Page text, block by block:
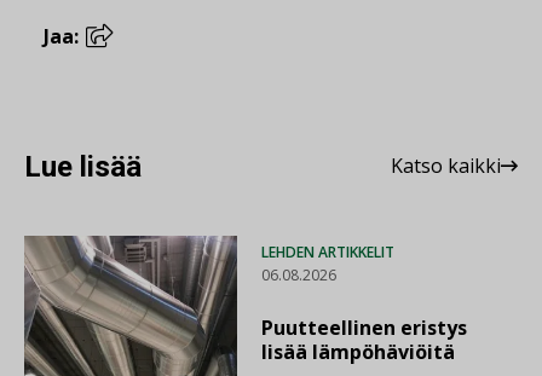
Jaa:
Lue lisää Katso kaikki
LEHDEN ARTIKKELIT
06.08.2026
Puutteellinen eristys
lisää lämpöhäviöitä